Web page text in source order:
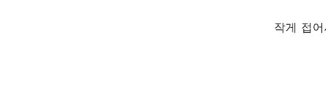
작게 접